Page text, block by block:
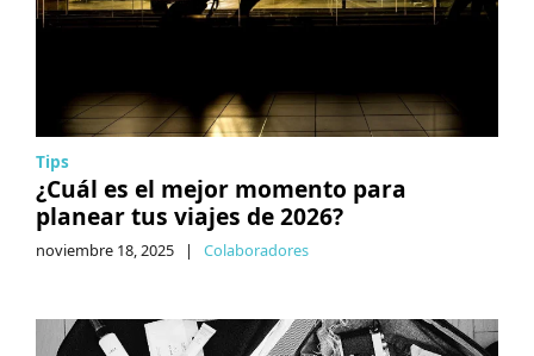
Tips
¿Cuál es el mejor momento para
planear tus viajes de 2026?
noviembre 18, 2025 | Colaboradores